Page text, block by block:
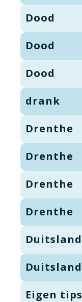
Dood
Dood
Dood
drank
Drenthe
Drenthe
Drenthe
Drenthe
Duitsland
Duitsland
Eigen tips